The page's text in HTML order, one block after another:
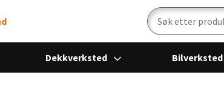
Dekkverksted Bilverksted